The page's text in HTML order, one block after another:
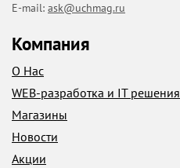
E-mail: ask@uchmag.ru
Компания
О Нас
WEB-разработка и IT решения
Магазины
Новости
Акции